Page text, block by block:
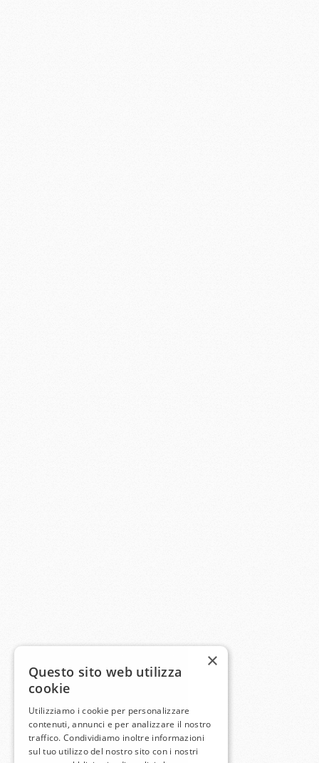
×
Questo sito web utilizza
cookie
Utilizziamo i cookie per personalizzare
contenuti, annunci e per analizzare il nostro
traffico. Condividiamo inoltre informazioni
sul tuo utilizzo del nostro sito con i nostri